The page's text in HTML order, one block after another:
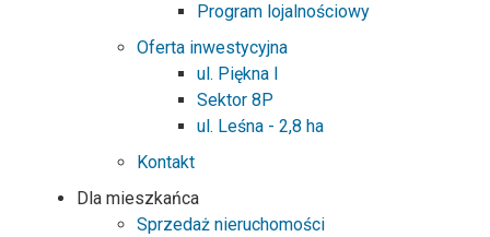
Program lojalnościowy
Oferta inwestycyjna
ul. Piękna I
Sektor 8P
ul. Leśna - 2,8 ha
Kontakt
Dla mieszkańca
Sprzedaż nieruchomości